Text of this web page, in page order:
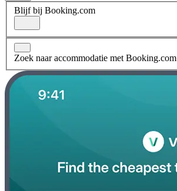
Blijf bij Booking.com
Zoek naar accommodatie met Booking.com